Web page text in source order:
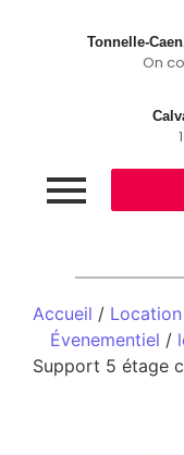
Tonnelle-
On
Accueil /
Évenementiel /
Support 5 étage